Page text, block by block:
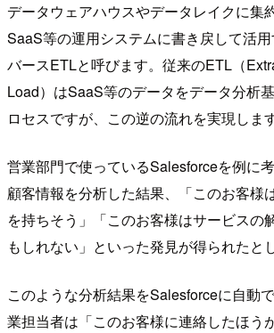
データウェアハウスやデータレイクに集
SaaS等の運用システムに書き戻して活
バースETLと呼びます。従来のETL（
Load）はSaaS等のデータをデータ分析
ロセスですが、この逆の流れを実現します
営業部門で使っているSalesforceを例に考
顧客情報を分析した結果、「このお客様
を持ちそう」「このお客様はサービスの
もしれない」といった発見が得られたと
このような分析結果をSalesforceに自動
業担当者は「このお客様に連絡したほう